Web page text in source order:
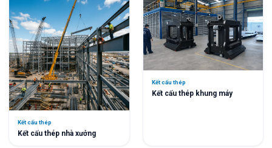
Kết cấu thép
Kết cấu thép nhà xưởng
Kết cấu thép
Kết cấu thép khung máy